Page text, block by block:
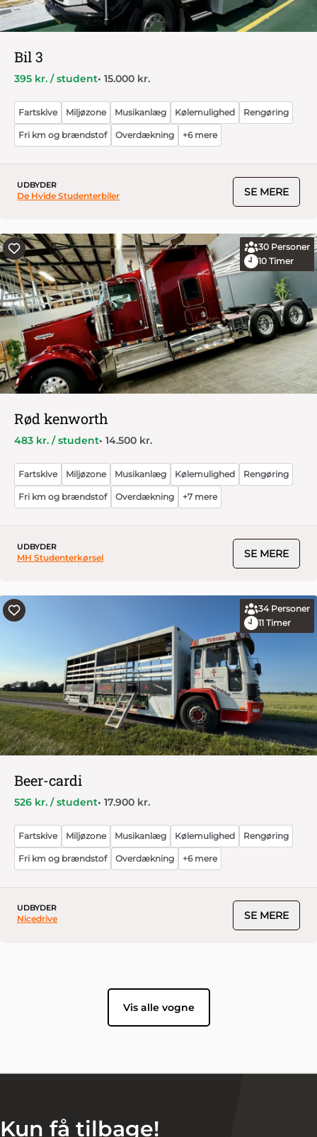
Bil 3
395 kr. / student• 15.000 kr.
Fartskive Miljøzone Musikanlæg Kølemulighed Rengøring
Fri km og brændstof Overdækning +6 mere
UDBYDER
De Hvide Studenterbiler SE MERE
30 Personer
10 Timer
Rød kenworth
483 kr. / student• 14.500 kr.
Fartskive Miljøzone Musikanlæg Kølemulighed Rengøring
Fri km og brændstof Overdækning +7 mere
UDBYDER
MH Studenterkørsel SE MERE
34 Personer
11 Timer
Beer-cardi
526 kr. / student• 17.900 kr.
Fartskive Miljøzone Musikanlæg Kølemulighed Rengøring
Fri km og brændstof Overdækning +6 mere
UDBYDER
Nicedrive SE MERE
Vis alle vogne
Kun få tilbage!